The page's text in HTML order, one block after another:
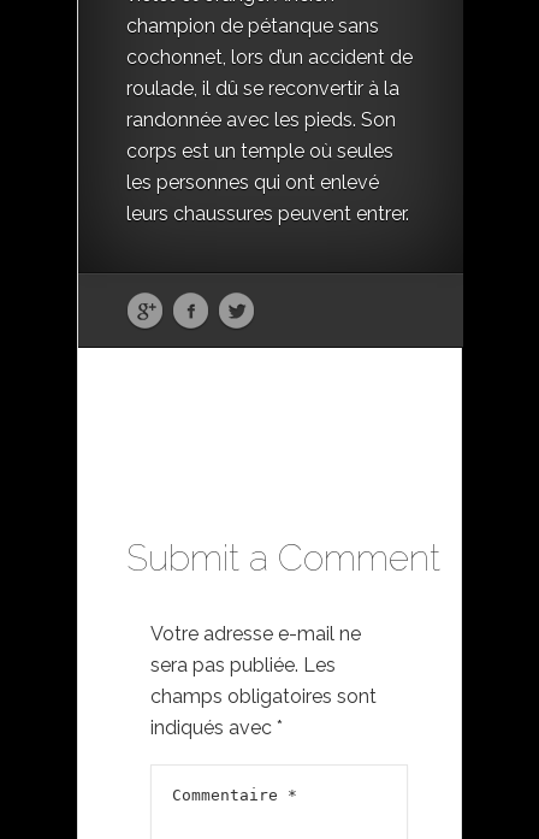
champion de pétanque sans
cochonnet, lors d’un accident de
roulade, il dû se reconvertir à la
randonnée avec les pieds. Son
corps est un temple où seules
les personnes qui ont enlevé
leurs chaussures peuvent entrer.
Submit a Comment
Votre adresse e-mail ne
sera pas publiée. Les
champs obligatoires sont
indiqués avec *